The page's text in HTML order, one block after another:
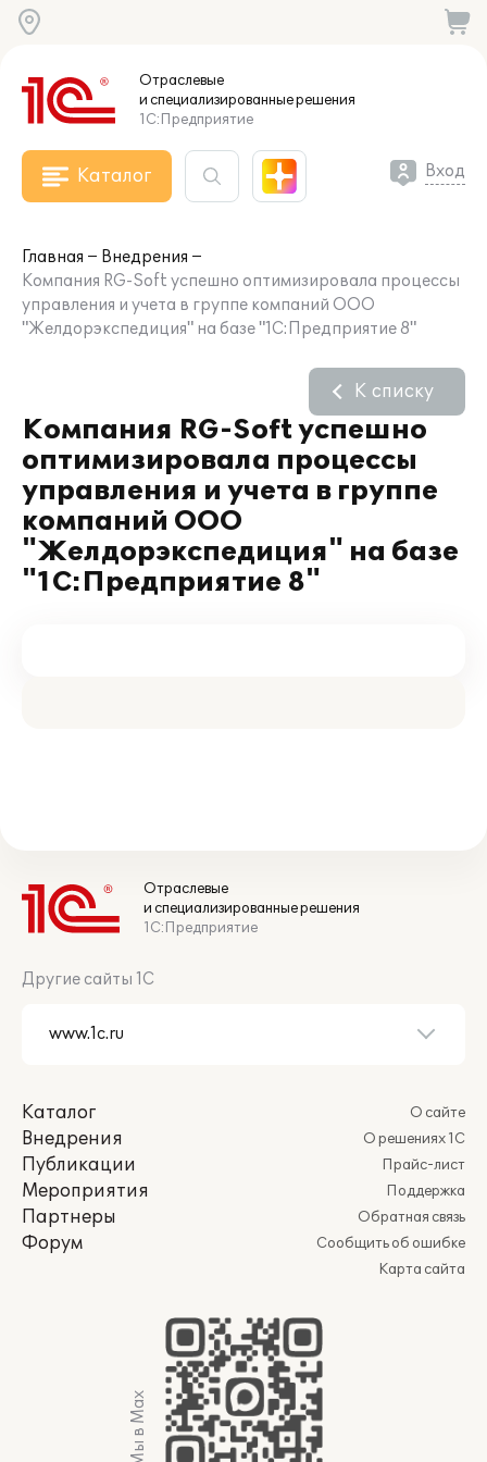
Отраслевые
и специализированныерешения
1С:Предприятие
Каталог Вход
Главная
Внедрения
Компания RG-Soft успешно оптимизировала процессы
управления и учета в группе компаний ООО
"Желдорэкспедиция" на базе "1С:Предприятие 8"
Компания RG-Soft успешно
оптимизировала процессы
управления и учета в группе
компаний ООО
"Желдорэкспедиция" на базе
"1С:Предприятие 8"
К списку
Отраслевые
и специализированные решения
1С:Предприятие
Другие сайты 1С
Каталог
Внедрения
Публикации
Мероприятия
Партнеры
Форум
О сайте
О решениях 1С
Прайс-лист
Поддержка
Обратная связь
Сообщить об ошибке
Карта сайта
Мы в Max